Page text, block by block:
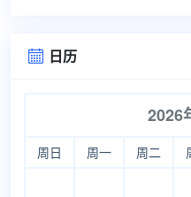
 日历
2026
周日 周一 周二